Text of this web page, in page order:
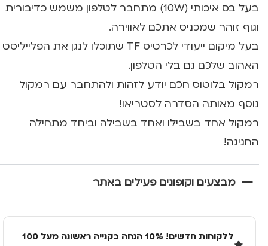
בעל בס איכותי (10W) מתחבר לטלפון משמש כדיבורית
וגוף זוהר שמכניס אתכם לאווירה.
בעל מיקום ייעודי לכרטיס TF שתוכלו לנגן את הפלייליסט
האהוב שלכם גם בלי הטלפון.
רמקול בלוטוס חכם יודע לזהות ולהתחבר עם רמקול
נוסף מאותה הסדרה לסטריאו!
רמקול אחד בשבילו ואחד בשבילה וביחד מתחילה
החגיגה!
מבצעים וקופונים פעילים באתר
ללקוחות חדשים! 10% הנחה בקנייה ראשונה מעל 100